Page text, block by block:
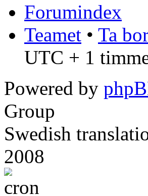
Forumindex
Teamet • Ta
UTC + 1
Powered by
Group
Swedish
2008